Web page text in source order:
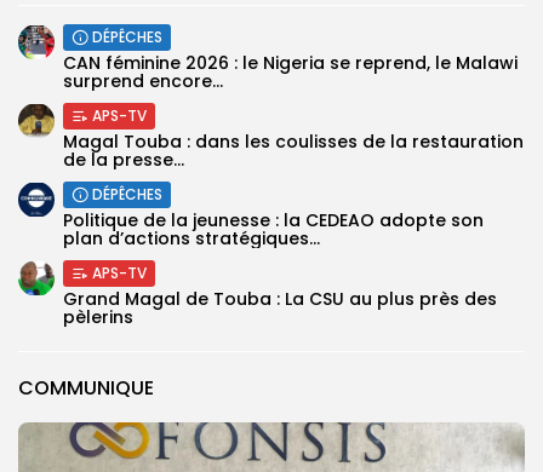
COMMUNIQUE
DÉPÊCHES
‎CAN féminine 2026 : le Nigeria se reprend, le Malawi
surprend encore...
APS-TV
Magal Touba : dans les coulisses de la restauration
de la presse...
DÉPÊCHES
Politique de la jeunesse : la CEDEAO adopte son
plan d’actions stratégiques...
APS-TV
Grand Magal de Touba : La CSU au plus près des
pèlerins